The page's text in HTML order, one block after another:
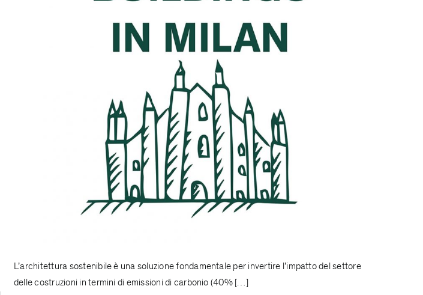
L’architettura sostenibile è una soluzione fondamentale per invertire l’impatto del settore
delle costruzioni in termini di emissioni di carbonio (40% […]